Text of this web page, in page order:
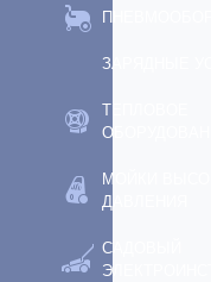
ЗАРЯДНЫЕ
ТЕПЛОВОЕ
МОЙКИ
ДАВЛЕНИЯ
САДОВЫЙ